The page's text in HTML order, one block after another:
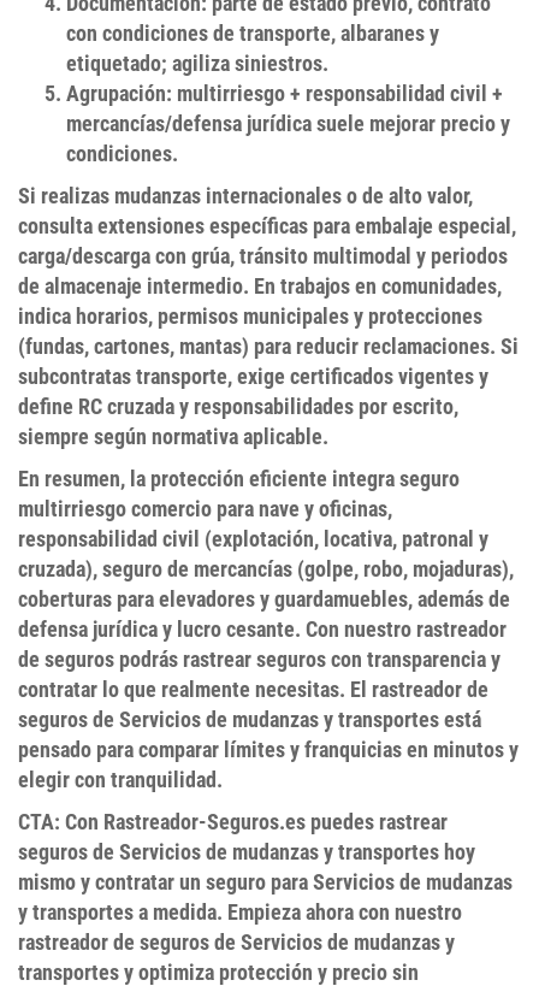
con condiciones de transporte, albaranes y
etiquetado; agiliza siniestros.
Agrupación: multirriesgo + responsabilidad civil +
mercancías/defensa jurídica suele mejorar precio y
condiciones.
Si realizas mudanzas internacionales o de alto valor,
consulta extensiones específicas para embalaje especial,
carga/descarga con grúa, tránsito multimodal y periodos
de almacenaje intermedio. En trabajos en comunidades,
indica horarios, permisos municipales y protecciones
(fundas, cartones, mantas) para reducir reclamaciones. Si
subcontratas transporte, exige certificados vigentes y
define RC cruzaday responsabilidades por escrito,
siempre según normativa aplicable.
En resumen, la protección eficiente integraseguro
multirriesgo comercio para nave y oficinas,
responsabilidad civil (explotación, locativa, patronal y
cruzada),seguro de mercancías (golpe, robo, mojaduras),
coberturas paraelevadoresyguardamuebles, además de
defensa jurídicay lucro cesante. Con nuestro rastreador
de seguros podrás rastrear seguroscon transparencia y
contratar lo que realmente necesitas. El rastreador de
seguros de Servicios de mudanzas y transportesestá
pensado para comparar límites y franquicias en minutos y
elegir con tranquilidad.
CTA: Con Rastreador-Seguros.es puedes rastrear
seguros de Servicios de mudanzas y transportes hoy
mismo y contratar un seguro para Servicios de mudanzas
y transportesa medida. Empieza ahora con nuestro
rastreador de seguros de Servicios de mudanzas y
transportesy optimiza protección y precio sin